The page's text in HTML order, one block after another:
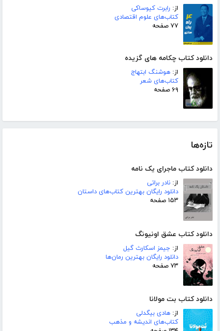
از: رابرت کیوساکی
کتاب‌های علوم اقتصادی
۷۷ صفحه
دانلود کتاب چکامه های گزیده
از: هوشنگ ابتهاج
کتاب‌های شعر
۶۹ صفحه
تازه‌ها
دانلود کتاب ماجرای یک نامه
از: نادر براتی
دانلود رایگان بهترین کتاب‌های داستان
۱۵۳ صفحه
دانلود کتاب عشق اونیونگ
از: جیمز اسکارث گیل
دانلود رایگان بهترین رمان‌ها
۷۳ صفحه
دانلود کتاب بت مولانا
از: هادی بیگدلی
کتاب‌های اندیشه و مذهب